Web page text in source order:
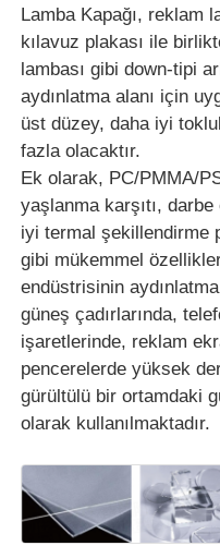
Lamba Kapağı, reklam
kılavuz plakası ile
lambası gibi down-tipi
aydınlatma alanı için
üst düzey, daha iyi
fazla olacaktır.
Ek olarak, PC/PMMA/
yaşlanma karşıtı,
iyi termal şekillendirme
gibi mükemmel
endüstrisinin
güneş çadırlarında,
işaretlerinde, reklam
pencerelerde yüksek
gürültülü bir ortamdaki
olarak kullanılmaktadır.